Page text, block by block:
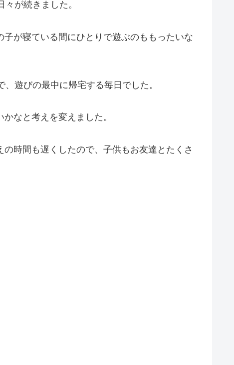
が続きました。
が寝ている間にひとりで遊ぶのももったいな
遊びの最中に帰宅する毎日でした。
なと考えを変えました。
時間も遅くしたので、子供もお友達とたくさ